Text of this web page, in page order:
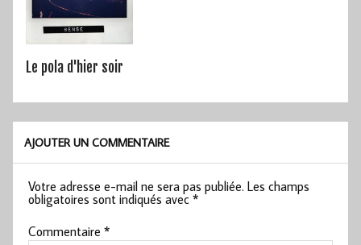
Le pola d'hier soir
AJOUTER UN COMMENTAIRE
Votre adresse e-mail ne sera pas publiée. Les champs
obligatoires sont indiqués avec*
Commentaire*